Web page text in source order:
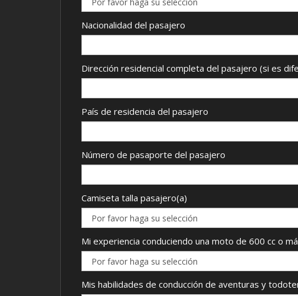
Nacionalidad del pasajero
Dirección residencial completa del pasajero (si es
País de residencia del pasajero
Número de pasaporte del pasajero
Camiseta talla pasajero(a)
Mi experiencia conduciendo una moto de 600 cc o
Mis habilidades de conducción de aventuras y